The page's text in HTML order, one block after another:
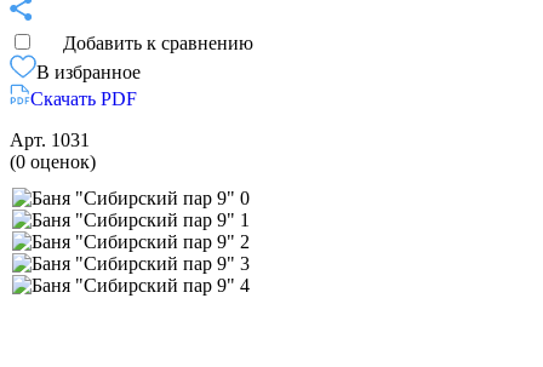
Добавить к сравнению
В избранное
Скачать PDF
Арт. 1031
(0 оценок)